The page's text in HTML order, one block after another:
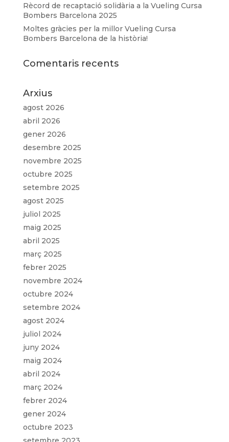
Rècord de recaptació solidària a la Vueling Cursa
Bombers Barcelona 2025
Moltes gràcies per la millor Vueling Cursa
Bombers Barcelona de la història!
Comentaris recents
Arxius
agost 2026
abril 2026
gener 2026
desembre 2025
novembre 2025
octubre 2025
setembre 2025
agost 2025
juliol 2025
maig 2025
abril 2025
març 2025
febrer 2025
novembre 2024
octubre 2024
setembre 2024
agost 2024
juliol 2024
juny 2024
maig 2024
abril 2024
març 2024
febrer 2024
gener 2024
octubre 2023